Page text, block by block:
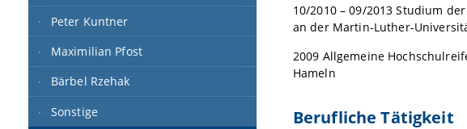
Peter Kuntner
Maximilian Pfost
Bärbel Rzehak
Sonstige
10/2010 – 09/2013 Studium
an der Martin-Luther-
2009 Allgemeine
Hameln
Berufliche Tätigkeit